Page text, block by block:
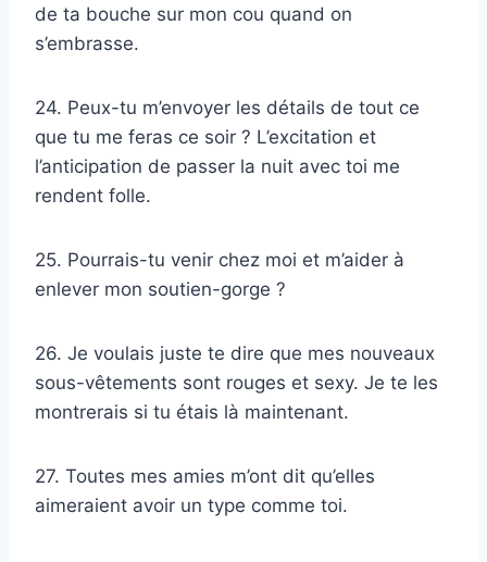
de ta bouche sur mon cou quand on
s’embrasse.
24. Peux-tu m’envoyer les détails de tout ce
que tu me feras ce soir ? L’excitation et
l’anticipation de passer la nuit avec toi me
rendent folle.
25. Pourrais-tu venir chez moi et m’aider à
enlever mon soutien-gorge ?
26. Je voulais juste te dire que mes nouveaux
sous-vêtements sont rouges et sexy. Je te les
montrerais si tu étais là maintenant.
27. Toutes mes amies m’ont dit qu’elles
aimeraient avoir un type comme toi.